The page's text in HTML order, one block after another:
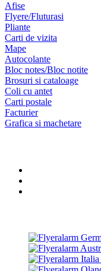
Afise
Flyere/Fluturasi
Pliante
Carti de vizita
Mape
Autocolante
Bloc notes/Bloc notite
Brosuri si cataloage
Coli cu antet
Carti postale
Facturier
Grafica si machetare